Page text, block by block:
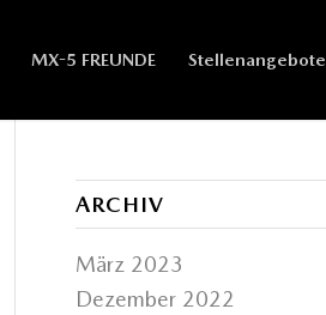
MX-5 FREUNDE Stellenangebote
ARCHIV
März 2023
Dezember 2022